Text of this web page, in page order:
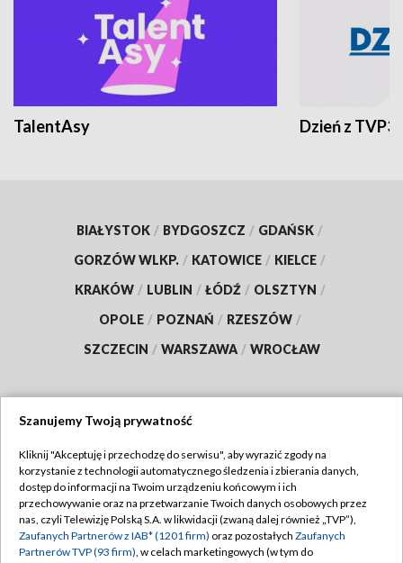
TalentAsy Dzień z TVP3
BIAŁYSTOK / BYDGOSZCZ / GDAŃSK /
GORZÓW WLKP. / KATOWICE / KIELCE /
KRAKÓW / LUBLIN / ŁÓDŹ / OLSZTYN /
OPOLE / POZNAŃ / RZESZÓW /
SZCZECIN / WARSZAWA / WROCŁAW
TVP
Abonament TVP
Emisja w TVP
Regulamin TVP
Polityka prywatności
Szanujemy Twoją prywatność
Kliknij "Akceptuję i przechodzę do serwisu", aby wyrazić zgody na
korzystanie z technologii automatycznego śledzenia i zbierania danych,
dostęp do informacji na Twoim urządzeniu końcowym i ich
przechowywanie oraz na przetwarzanie Twoich danych osobowych przez
nas, czyli Telewizję Polską S.A. w likwidacji (zwaną dalej również „TVP”),
Zaufanych Partnerów z IAB* (1201 firm) oraz pozostałych Zaufanych
Partnerów TVP (93 firm), w celach marketingowych (w tym do